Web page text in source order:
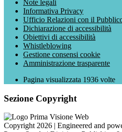
Note legali
Informativa Privacy
Ufficio Relazioni con il
Dichiarazione di accessibilità
Obiettivi di accessibilità
Whistleblowing
Gestione consensi cookie
Amministrazione trasparente
Pagina visualizzata 1936 volte
Sezione Copyright
Copyright 2026 | Engineered and